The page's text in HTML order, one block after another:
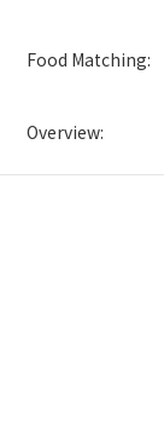
Food Matching:
Overview: